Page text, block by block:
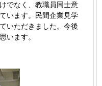
でなく、教職員同士意
います。民間企業見学
いただきました。今後
います。